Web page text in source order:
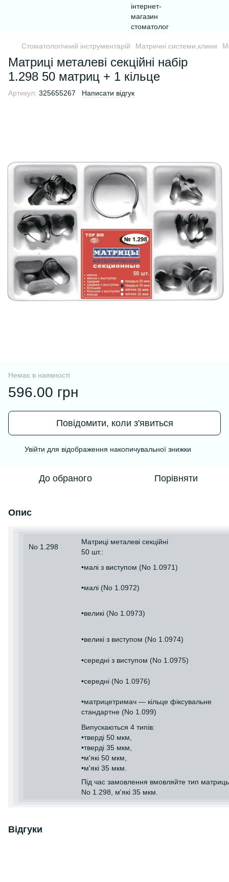
Стоматологічний інструментарій Матричні системи,клини
Матриці металеві секційні набір
1.298 50 матриц + 1 кільце
Артикул: 325655267 Написати відгук
Немає в наявності
596.00 грн
Повідомити, коли з'явиться
Увійти для відображення накопичувальної знижки
До обраного Порівняти
Опис
No 1.298
Матриці металеві секційні
50 шт.:
•малі з виступом (No 1.0971)
•малі (No 1.0972)
•великі (No 1.0973)
•великі з виступом (No 1.0974)
•середні з виступом (No 1.0975)
•середні (No 1.0976)
•матрицетримач — кільце фіксувальне
стандартне (No 1.099)
Випускаються 4 типів:
•тверді 50 мкм,
•тверді 35 мкм,
•м'які 50 мкм,
•м'які 35 мкм.
Під час замовлення вмовляйте тип
No 1.298, м'які 35 мкм.
Відгуки